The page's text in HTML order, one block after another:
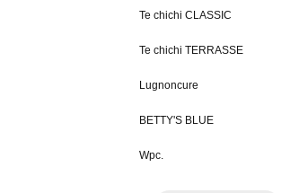
Te chichi CLASSIC
Te chichi TERRASSE
Lugnoncure
BETTY'S BLUE
Wpc.